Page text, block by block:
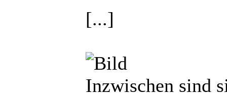
[...]
Inzwischen sind